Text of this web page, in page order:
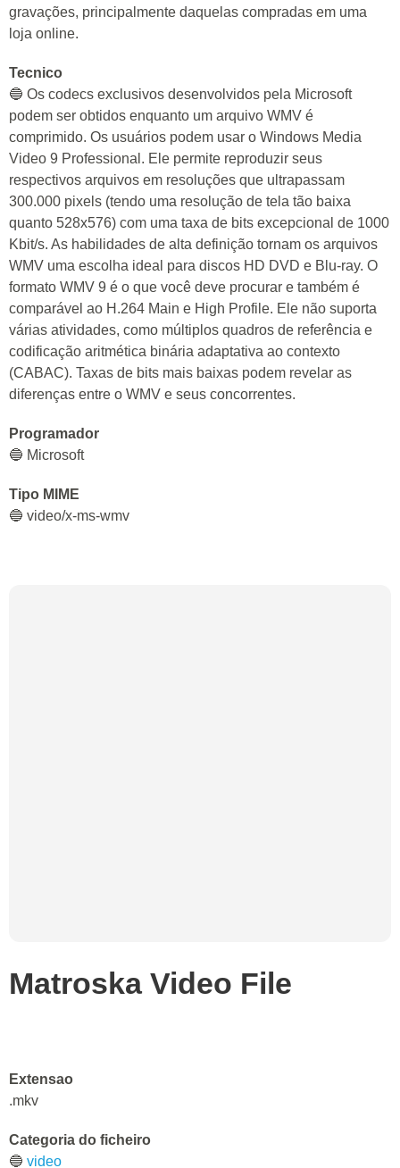
gravações, principalmente daquelas compradas em uma
loja online.
Tecnico
🔵 Os codecs exclusivos desenvolvidos pela Microsoft
podem ser obtidos enquanto um arquivo WMV é
comprimido. Os usuários podem usar o Windows Media
Video 9 Professional. Ele permite reproduzir seus
respectivos arquivos em resoluções que ultrapassam
300.000 pixels (tendo uma resolução de tela tão baixa
quanto 528x576) com uma taxa de bits excepcional de 1000
Kbit/s. As habilidades de alta definição tornam os arquivos
WMV uma escolha ideal para discos HD DVD e Blu-ray. O
formato WMV 9 é o que você deve procurar e também é
comparável ao H.264 Main e High Profile. Ele não suporta
várias atividades, como múltiplos quadros de referência e
codificação aritmética binária adaptativa ao contexto
(CABAC). Taxas de bits mais baixas podem revelar as
diferenças entre o WMV e seus concorrentes.
Programador
🔵 Microsoft
Tipo MIME
🔵 video/x-ms-wmv
Matroska Video File
Extensao
.mkv
Categoria do ficheiro
🔵 video